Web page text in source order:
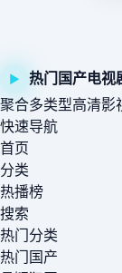
▶
热门国产电视
聚合多类型高清影
快速导航
首页
分类
热播榜
搜索
热门分类
热门国产